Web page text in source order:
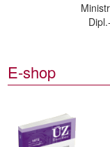
E-shop